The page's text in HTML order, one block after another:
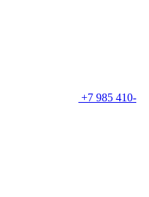
+7 985 410-